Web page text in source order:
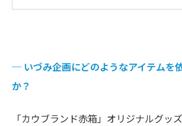
─ いづみ企画にどのようなアイテムを
か？
「カウブランド赤箱」オリジナルグッ